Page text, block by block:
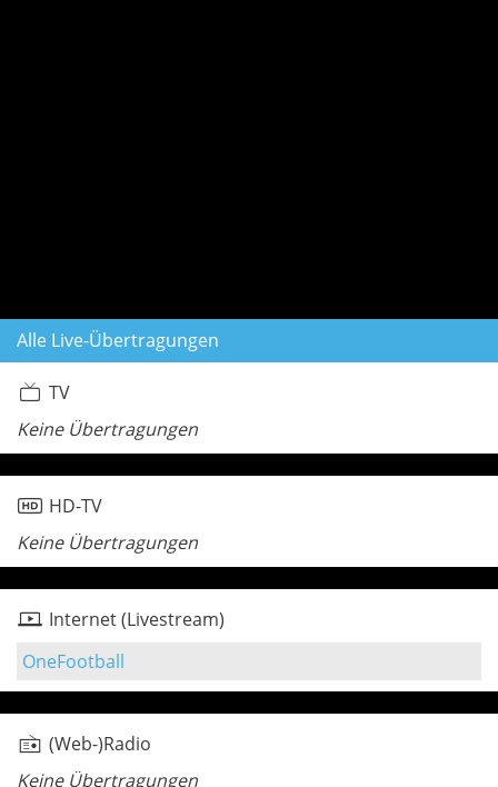
Alle Live-Übertragungen
TV
Keine Übertragungen
HD-TV
Keine Übertragungen
Internet (Livestream)
OneFootball
(Web-)Radio
Keine Übertragungen